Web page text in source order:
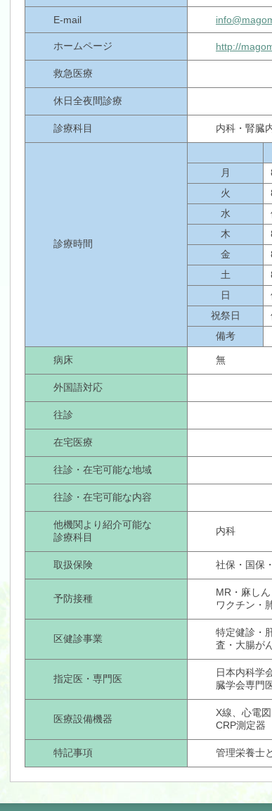
E-mail
ホームページ http://
救急医療
休日全夜間診療
診療科目 内科・腎臓
診療時間
月
火
水
木
金
土
日
祝祭日
備考
病床 無
外国語対応
往診
在宅医療
往診・在宅可能な地域
往診・在宅可能な内容
他機関より紹介可能な
診療科目
内科
取扱保険 社保・国保
予防接種
MR・麻し
ワクチン・
区健診事業
特定健診・
査・大腸が
指定医・専門医
日本内科学
臓学会専門
医療設備機器
X線、心電
CRP測定器
特記事項 管理栄養士